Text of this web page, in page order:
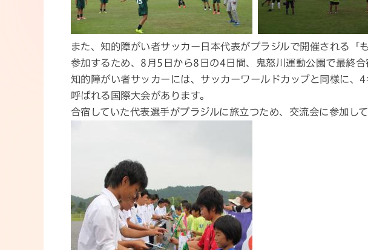
また、知的障がい者サッカー日本代表がブラジルで開催される「
参加するため、8月5日から8日の4日間、鬼怒川運動公園で最終合
知的障がい者サッカーには、サッカーワールドカップと同様に、
呼ばれる国際大会があります。
合宿していた代表選手がブラジルに旅立つため、交流会に参加し